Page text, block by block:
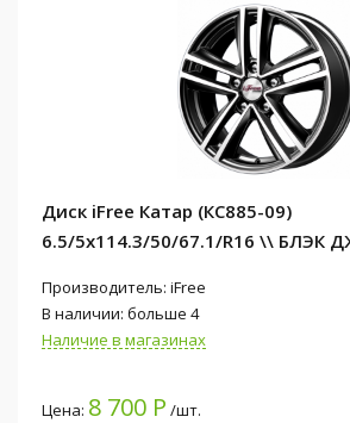
Диск iFree Катар (КС885-09)
6.5/5x114.3/50/67.1/R16 \\ БЛЭК
Производитель: iFree
В наличии: больше 4
Наличие в магазинах
Цена: 8 700 Р /шт.